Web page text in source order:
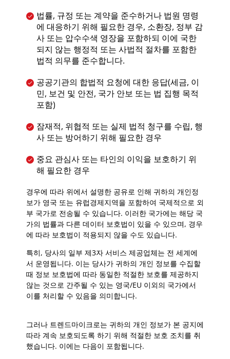
법률, 규정 또는 계약을 준수하거나 법원 명령
에 대응하기 위해 필요한 경우, 소환장, 정부 감
사 또는 압수수색 영장을 포함하되 이에 국한
되지 않는 행정적 또는 사법적 절차를 포함한
법적 의무를 준수합니다.
공공기관의 합법적 요청에 대한 응답(세금, 이
민, 보건 및 안전, 국가 안보 또는 법 집행 목적
포함)
잠재적, 위협적 또는 실제 법적 청구를 수립, 행
사 또는 방어하기 위해 필요한 경우
중요 관심사 또는 타인의 이익을 보호하기 위
해 필요한 경우
경우에 따라 위에서 설명한 공유로 인해 귀하의 개인정
보가 영국 또는 유럽경제지역을 포함하여 국제적으로 외
부 국가로 전송될 수 있습니다. 이러한 국가에는 해당 국
가의 법률과 다른 데이터 보호법이 있을 수 있으며, 경우
에 따라 보호법이 적용되지 않을 수도 있습니다.
특히, 당사의 일부 제3자 서비스 제공업체는 전 세계에
서 운영됩니다. 이는 당사가 귀하의 개인 정보를 수집할
때 정보 보호법에 따라 동일한 적절한 보호를 제공하지
않는 것으로 간주될 수 있는 영국/EU 이외의 국가에서
이를 처리할 수 있음을 의미합니다.
그러나 트렌드마이크로는 귀하의 개인 정보가 본 공지에
따라 계속 보호되도록 하기 위해 적절한 보호 조치를 취
했습니다. 이에는 다음이 포함됩니다.